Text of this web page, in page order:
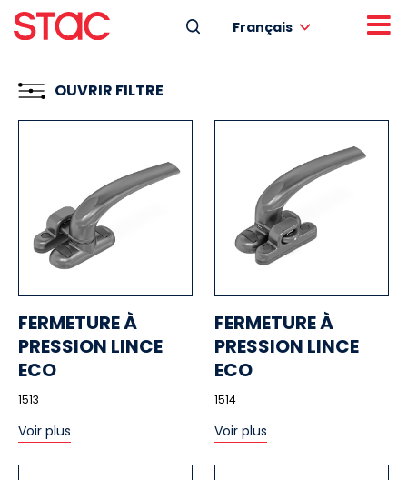
Français
OUVRIR FILTRE
FERMETURE À
PRESSION LINCE
ECO
1513
Voir plus
FERMETURE À
PRESSION LINCE
ECO
1514
Voir plus